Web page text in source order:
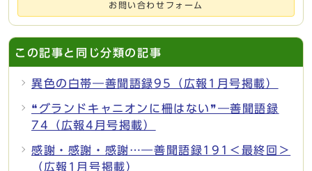
お問い合わせフォーム
この記事と同じ分類の記事
異色の白帯―善聞語録95（広報1月号掲載）
❝グランドキャニオンに柵はない❞―善聞語録
74（広報4月号掲載）
感謝・感謝・感謝…―善聞語録191＜最終回＞
（広報1月号掲載）